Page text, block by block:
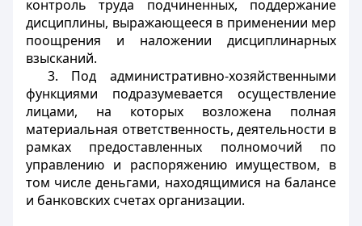
контроль труда подчиненных, поддержание
дисциплины, выражающееся в применении мер
поощрения и наложении дисциплинарных
взысканий.
3. Под административно-хозяйственными
функциями подразумевается осуществление
лицами, на которых возложена полная
материальная ответственность, деятельности в
рамках предоставленных полномочий по
управлению и распоряжению имуществом, в
том числе деньгами, находящимися на балансе
и банковских счетах организации.